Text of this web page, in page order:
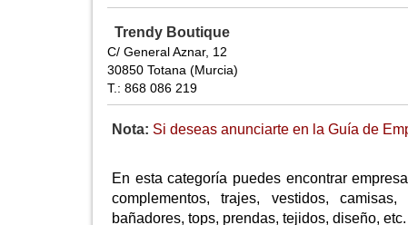
Trendy Boutique
C/ General Aznar, 12
30850 Totana (Murcia)
T.: 868 086 219
Nota: Si deseas anunciarte en la Guía de
En esta categoría puedes encontrar
complementos, trajes, vestidos,
bañadores, tops, prendas, tejidos, diseño, etc.